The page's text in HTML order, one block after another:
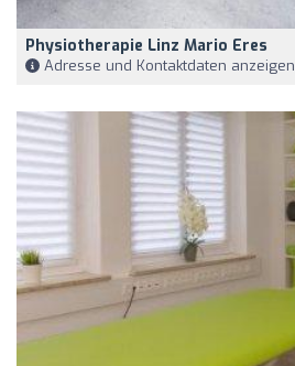
Physiotherapie Linz Mario Eres
Adresse und Kontaktdaten anzeigen